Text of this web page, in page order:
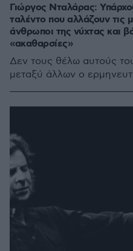
Γιώργος Νταλάρας:
ταλέντο που αλλάζουν τις
άνθρωποι της νύχτας και
«ακαθαρσίες»
Δεν τους θέλω αυτούς
μεταξύ άλλων ο